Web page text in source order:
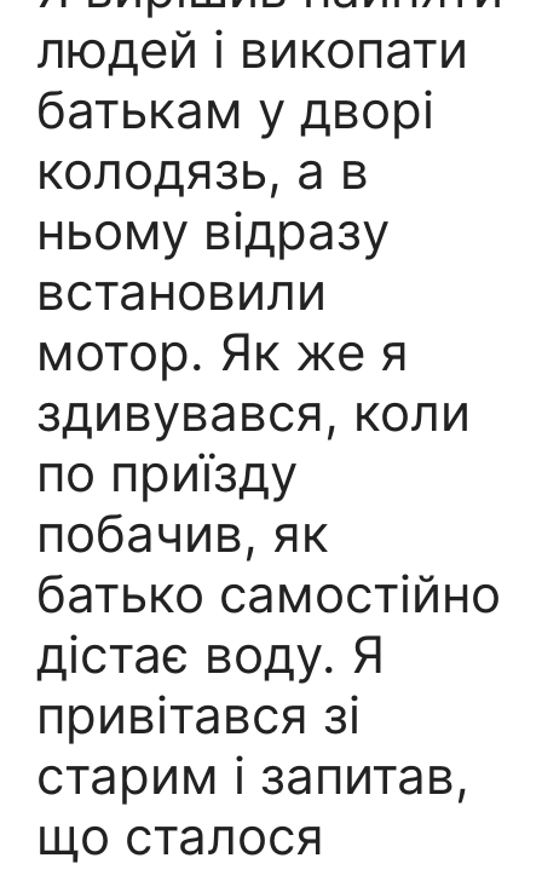
людей і викопати
батькам у дворі
колодязь, а в
ньому відразу
встановили
мотор. Як же я
здивувався, коли
по приїзду
побачив, як
батько самостійно
дістає воду. Я
привітався зі
старим і запитав,
що сталося